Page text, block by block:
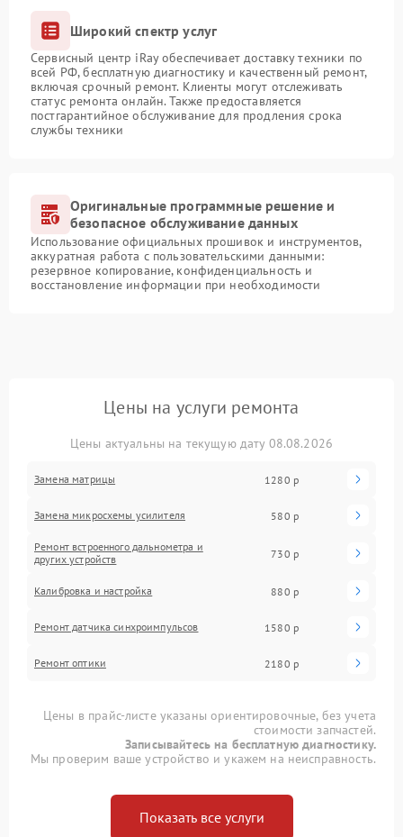
Широкий спектр услуг
Сервисный центр iRay обеспечивает доставку техники по
всей РФ, бесплатную диагностику и качественный ремонт,
включая срочный ремонт. Клиенты могут отслеживать
статус ремонта онлайн. Также предоставляется
постгарантийное обслуживание для продления срока
службы техники
Оригинальные программные решение и
безопасное обслуживание данных
Использование официальных прошивок и инструментов,
аккуратная работа с пользовательскими данными:
резервное копирование, конфиденциальность и
восстановление информации при необходимости
Цены на услуги ремонта
Цены актуальны на текущую дату 08.08.2026
Замена матрицы 1280 р
Замена микросхемы усилителя 580 р
Ремонт встроенного дальнометра и
других устройств
730 р
Калибровка и настройка 880 р
Ремонт датчика синхроимпульсов 1580 р
Ремонт оптики 2180 р
Цены в прайс-листе указаны ориентировочные, без учета
стоимости запчастей.
Записывайтесь на бесплатную диагностику.
Мы проверим ваше устройство и укажем на неисправность.
Показать все услуги